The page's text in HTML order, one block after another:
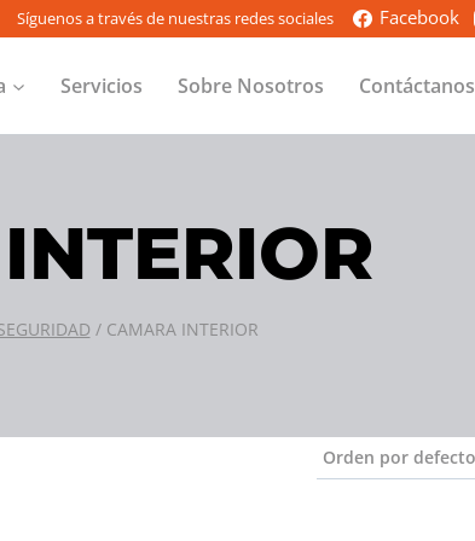
Síguenos a través de nuestras redes sociales Facebook
Servicios Sobre Nosotros Contáctanos
/ CAMARA INTERIOR